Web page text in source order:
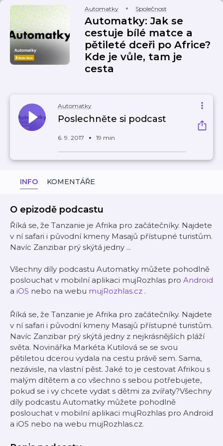
Automatky Společnost
Automatky: Jak se
cestuje bílé matce a
pětileté dceři po Africe?
Kde je vůle, tam je
cesta
Automatky
Poslechněte si podcast
6. 9. 2017 19 min
INFO KOMENTÁŘE
O epizodě podcastu
Říká se, že Tanzanie je Afrika pro začátečníky. Najdete
v ní safari i původní kmeny Masajů přístupné turistům.
Navíc Zanzibar prý skýtá jedny ...
Všechny díly podcastu Automatky můžete pohodlně
poslouchat v mobilní aplikaci mujRozhlas pro Android
a iOS nebo na webu mujRozhlas.cz .
Říká se, že Tanzanie je Afrika pro začátečníky. Najdete
v ní safari i původní kmeny Masajů přístupné turistům.
Navíc Zanzibar prý skýtá jedny z nejkrásnějších pláží
světa. Novinářka Markéta Kutilová se se svou
pětiletou dcerou vydala na cestu právě sem. Sama,
nezávisle, na vlastní pěst. Jaké to je cestovat Afrikou s
malým dítětem a co všechno s sebou potřebujete,
pokud se i vy chcete vydat s dětmi za zvířaty?Všechny
díly podcastu Automatky můžete pohodlně
poslouchat v mobilní aplikaci mujRozhlas pro Android
a iOS nebo na webu mujRozhlas.cz.